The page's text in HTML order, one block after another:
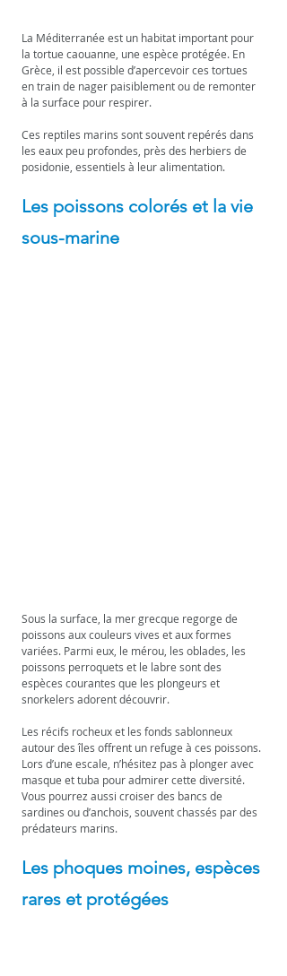
La Méditerranée est un habitat important pour
la tortue caouanne, une espèce protégée. En
Grèce, il est possible d’apercevoir ces tortues
en train de nager paisiblement ou de remonter
à la surface pour respirer.
Ces reptiles marins sont souvent repérés dans
les eaux peu profondes, près des herbiers de
posidonie, essentiels à leur alimentation.
Les poissons colorés et la vie
sous-marine
Sous la surface, la mer grecque regorge de
poissons aux couleurs vives et aux formes
variées. Parmi eux, le mérou, les oblades, les
poissons perroquets et le labre sont des
espèces courantes que les plongeurs et
snorkelers adorent découvrir.
Les récifs rocheux et les fonds sablonneux
autour des îles offrent un refuge à ces poissons.
Lors d’une escale, n’hésitez pas à plonger avec
masque et tuba pour admirer cette diversité.
Vous pourrez aussi croiser des bancs de
sardines ou d’anchois, souvent chassés par des
prédateurs marins.
Les phoques moines, espèces
rares et protégées